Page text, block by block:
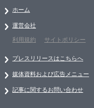
ホーム
運営会社
利用規約
サイトポリシー
プレスリリースはこちらへ
媒体資料および広告メニュー
記事に関するお問い合わせ